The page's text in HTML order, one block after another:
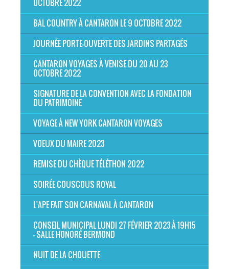
OCTOBRE 2022
BAL COUNTRY À CANTARON LE 9 OCTOBRE 2022
JOURNÉE PORTE-OUVERTE DES JARDINS PARTAGÉS
CANTARON VOYAGES À VENISE DU 20 AU 23
OCTOBRE 2022
SIGNATURE DE LA CONVENTION AVEC LA FONDATION
DU PATRIMOINE
VOYAGE À NEW YORK CANTARON VOYAGES
VOEUX DU MAIRE 2023
REMISE DU CHÈQUE TÉLÉTHON 2022
SOIRÉE COUSCOUS ROYAL
L'APE FAIT SON CARNAVAL À CANTARON
CONSEIL MUNICIPAL LUNDI 27 FÉVRIER 2023 À 19H15
- SALLE HONORÉ BERMOND
NUIT DE LA CHOUETTE